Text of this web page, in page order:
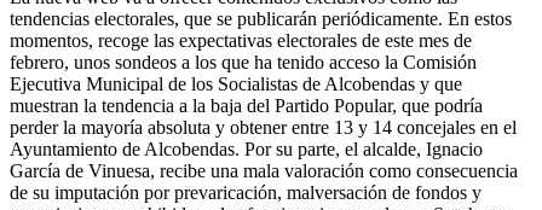
tendencias electorales, que se publicarán periódicamente. En estos
momentos, recoge las expectativas electorales de este mes de
febrero, unos sondeos a los que ha tenido acceso la Comisión
Ejecutiva Municipal de los Socialistas de Alcobendas y que
muestran la tendencia a la baja del Partido Popular, que podría
perder la mayoría absoluta y obtener entre 13 y 14 concejales en el
Ayuntamiento de Alcobendas. Por su parte, el alcalde, Ignacio
García de Vinuesa, recibe una mala valoración como consecuencia
de su imputación por prevaricación, malversación de fondos y